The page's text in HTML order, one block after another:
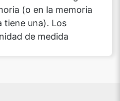
(o en la memoria
tiene una). Los
de medida